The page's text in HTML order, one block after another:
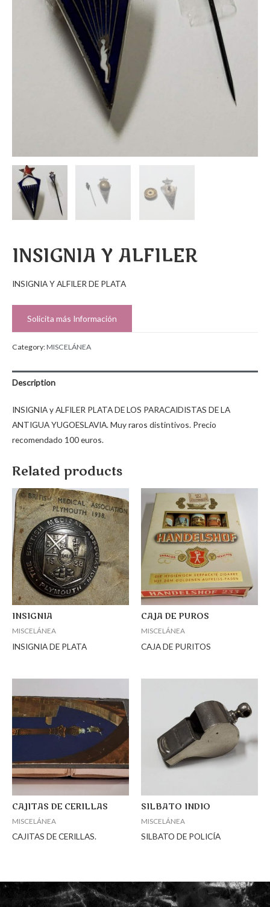
INSIGNIA Y ALFILER
INSIGNIA Y ALFILER DE PLATA
Solicita más Información
Category:MISCELÁNEA
Description
INSIGNIA y ALFILER PLATA DE LOS PARACAIDISTAS DE LA
ANTIGUA YUGOESLAVIA. Muy raros distintivos. Precio
recomendado 100 euros.
Related products
INSIGNIA
MISCELÁNEA
INSIGNIA DE PLATA
CAJA DE PUROS
MISCELÁNEA
CAJA DE PURITOS
CAJITAS DE CERILLAS
MISCELÁNEA
CAJITAS DE CERILLAS.
SILBATO INDIO
MISCELÁNEA
SILBATO DE POLICÍA